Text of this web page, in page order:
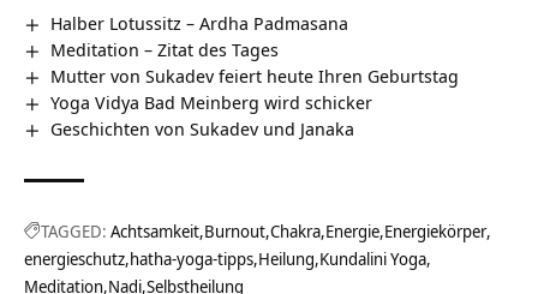
Halber Lotussitz – Ardha Padmasana
Meditation – Zitat des Tages
Mutter von Sukadev feiert heute Ihren Geburtstag
Yoga Vidya Bad Meinberg wird schicker
Geschichten von Sukadev und Janaka
TAGGED: Achtsamkeit Burnout Chakra Energie Energiekörper
energieschutz hatha-yoga-tipps Heilung Kundalini Yoga
Meditation Nadi Selbstheilung